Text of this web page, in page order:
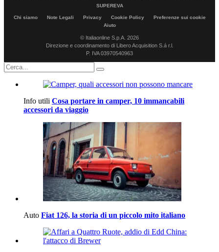
SUPEREVA
Chi siamo Note Legali Privacy Cookie Policy
Preferenze sui cookie
Aiuto
© Italiaonline S.p.A. 2026
Direzione e coordinamento di Libero Acquisition S.á r.l.
P. IVA 03970540963
Info utili Cosa portare in camper, 10 immancabili
accessori da viaggio
Auto Fiat 126, la storia di un piccolo mito italiano